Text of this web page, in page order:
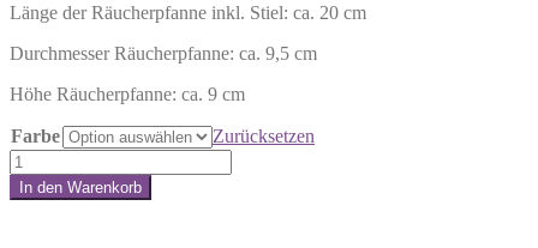
Länge der Räucherpfanne inkl. Stiel: ca. 20 cm
Durchmesser Räucherpfanne: ca. 9,5 cm
Höhe Räucherpfanne: ca. 9 cm
Farbe
Zurücksetzen
Räucherpfanne
-
Ornament
In den Warenkorb